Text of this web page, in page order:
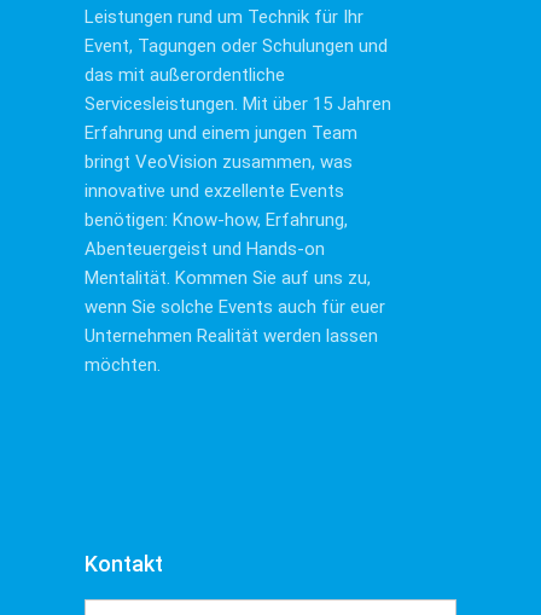
Leistungen rund um Technik für Ihr
Event, Tagungen oder Schulungen und
das mit außerordentliche
Servicesleistungen. Mit über 15 Jahren
Erfahrung und einem jungen Team
bringt VeoVision zusammen, was
innovative und exzellente Events
benötigen: Know-how, Erfahrung,
Abenteuergeist und Hands-on
Mentalität. Kommen Sie auf uns zu,
wenn Sie solche Events auch für euer
Unternehmen Realität werden lassen
möchten.
Kontakt